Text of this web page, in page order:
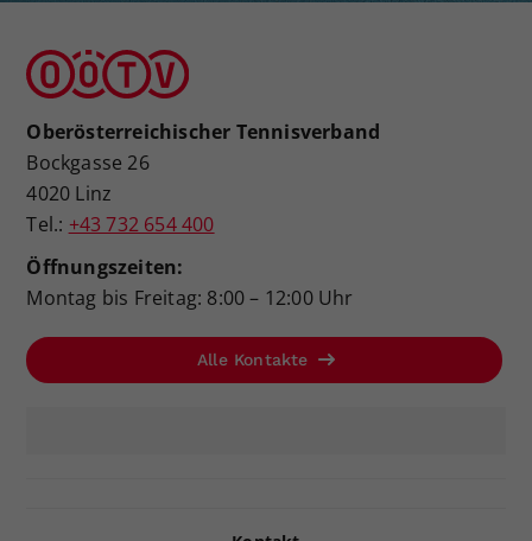
Oberösterreichischer Tennisverband
Bockgasse 26
4020 Linz
Tel.: +43 732 654 400
Öffnungszeiten:
Montag bis Freitag: 8:00 – 12:00 Uhr
Alle Kontakte